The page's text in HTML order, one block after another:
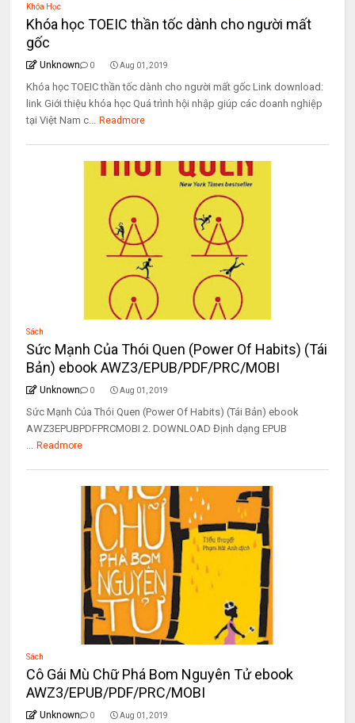
Khóa Học
Khóa học TOEIC thần tốc dành cho người mất
gốc
Unknown 0 Aug 01, 2019
Khóa học TOEIC thần tốc dành cho người mất gốc Link download:
link Giới thiệu khóa học Quá trình hội nhập giúp các doanh nghiệp
tại Việt Nam c... Readmore
Sách
Sức Mạnh Của Thói Quen (Power Of Habits) (Tái
Bản) ebook AWZ3/EPUB/PDF/PRC/MOBI
Unknown 0 Aug 01, 2019
Sức Mạnh Của Thói Quen (Power Of Habits) (Tái Bản) ebook
AWZ3EPUBPDFPRCMOBI 2. DOWNLOAD Định dạng EPUB
... Readmore
Sách
Cô Gái Mù Chữ Phá Bom Nguyên Tử ebook
AWZ3/EPUB/PDF/PRC/MOBI
Unknown 0 Aug 01, 2019